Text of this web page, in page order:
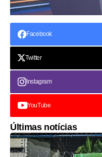
Facebook
Twitter
Instagram
YouTube
Últimas notícias